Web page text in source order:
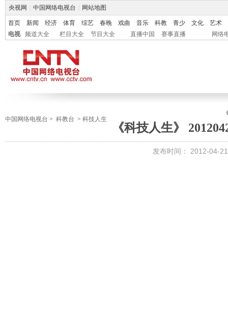
央视网 中国网络电视台 网站地图
首页 新闻 经济 体育 综艺 春晚 戏曲 音乐 科教 青少 文化
艺术
电视
频道大全 栏目大全 节目大全 直播中国 赛事直播 网络
中国网络电视台 > 科教台 > 科技人生
《科技人生》
发布时间： 2012-04-